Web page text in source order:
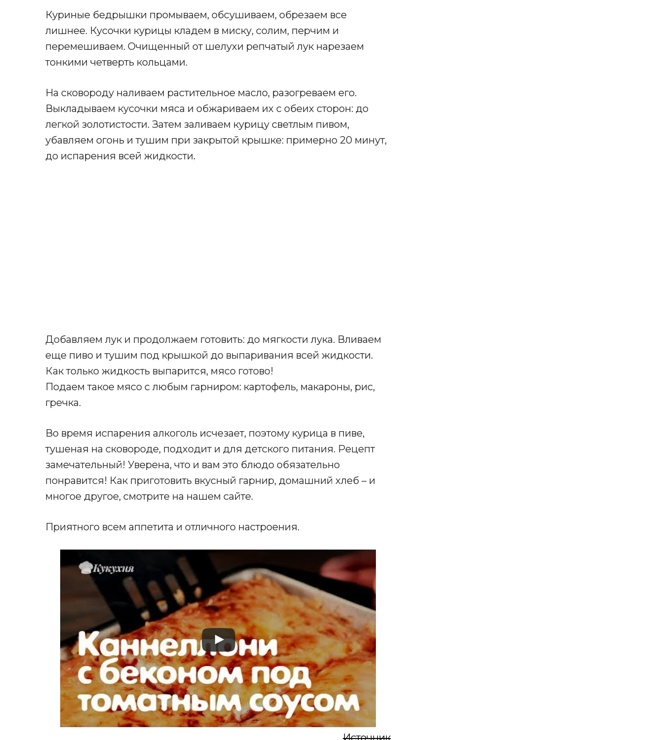
Куриные бедрышки промываем, обсушиваем, обрезаем все
лишнее. Кусочки курицы кладем в миску, солим, перчим и
перемешиваем. Очищенный от шелухи репчатый лук нарезаем
тонкими четверть кольцами.
На сковороду наливаем растительное масло, разогреваем его.
Выкладываем кусочки мяса и обжариваем их с обеих сторон: до
легкой золотистости. Затем заливаем курицу светлым пивом,
убавляем огонь и тушим при закрытой крышке: примерно 20 минут,
до испарения всей жидкости.
Добавляем лук и продолжаем готовить: до мягкости лука. Вливаем
еще пиво и тушим под крышкой до выпаривания всей жидкости.
Как только жидкость выпарится, мясо готово!
Подаем такое мясо с любым гарниром: картофель, макароны, рис,
гречка.
Во время испарения алкоголь исчезает, поэтому курица в пиве,
тушеная на сковороде, подходит и для детского питания. Рецепт
замечательный! Уверена, что и вам это блюдо обязательно
понравится! Как приготовить вкусный гарнир, домашний хлеб – и
многое другое, смотрите на нашем сайте.
Приятного всем аппетита и отличного настроения.